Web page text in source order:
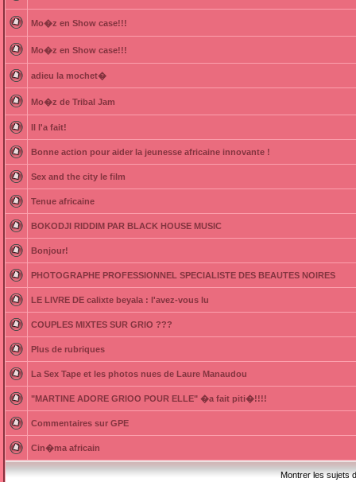
Mo�z en Show case!!!
Mo�z en Show case!!!
adieu la mochet�
Mo�z de Tribal Jam
Il l'a fait!
Bonne action pour aider la jeunesse africaine innovante !
Sex and the city le film
Tenue africaine
BOKODJI RIDDIM PAR BLACK HOUSE MUSIC
Bonjour!
PHOTOGRAPHE PROFESSIONNEL SPECIALISTE DES BEAUTES NOIRES
LE LIVRE DE calixte beyala : l'avez-vous lu
COUPLES MIXTES SUR GRIO ???
Plus de rubriques
La Sex Tape et les photos nues de Laure Manaudou
"MARTINE ADORE GRIOO POUR ELLE" �a fait piti�!!!!
Commentaires sur GPE
Cin�ma africain
Montrer les sujets